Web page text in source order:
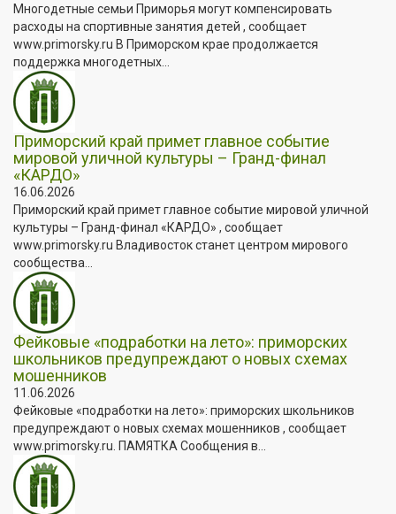
Многодетные семьи Приморья могут компенсировать
расходы на спортивные занятия детей , сообщает
www.primorsky.ru В Приморском крае продолжается
поддержка многодетных...
Приморский край примет главное событие
мировой уличной культуры – Гранд-финал
«КАРДО»
16.06.2026
Приморский край примет главное событие мировой уличной
культуры – Гранд-финал «КАРДО» , сообщает
www.primorsky.ru Владивосток станет центром мирового
сообщества...
Фейковые «подработки на лето»: приморских
школьников предупреждают о новых схемах
мошенников
11.06.2026
Фейковые «подработки на лето»: приморских школьников
предупреждают о новых схемах мошенников , сообщает
www.primorsky.ru. ПАМЯТКА Сообщения в...